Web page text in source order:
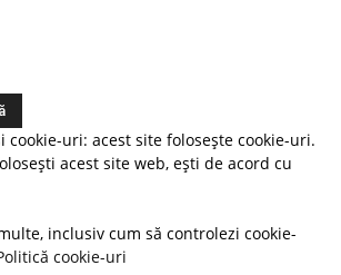
cookie-uri: acest site folosește cookie-uri.
acest site web, ești de acord cu
inclusiv cum să controlezi cookie-
cookie-uri